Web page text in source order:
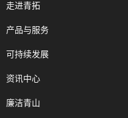
走进青拓
产品与服务
可持续发展
资讯中心
廉洁青山